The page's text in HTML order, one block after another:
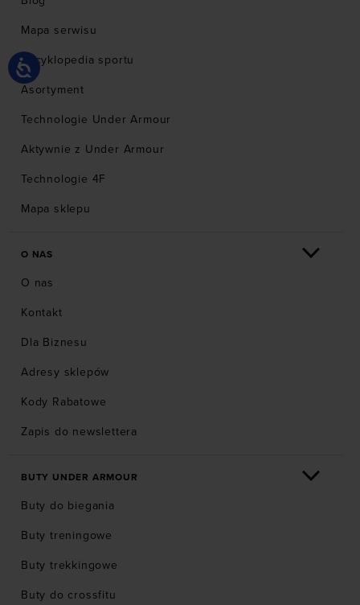
Mapa serwisu
Encyklopedia sportu
Asortyment
Technologie Under Armour
Aktywnie z Under Armour
Technologie 4F
Mapa sklepu
O NAS
O nas
Kontakt
Dla Biznesu
Adresy sklepów
Kody Rabatowe
Zapis do newslettera
BUTY UNDER ARMOUR
Buty do biegania
Buty treningowe
Buty trekkingowe
Buty do crossfitu